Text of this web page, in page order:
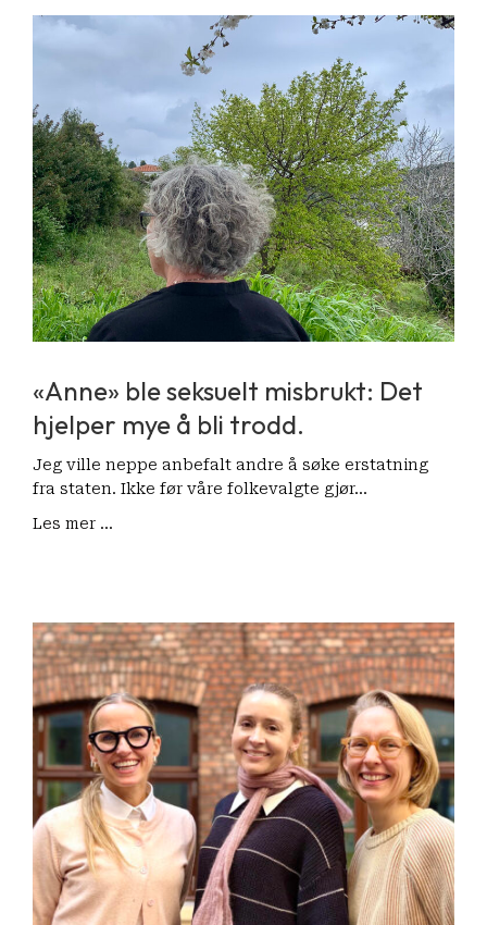
«Anne» ble seksuelt misbrukt: Det
hjelper mye å bli trodd.
Jeg ville neppe anbefalt andre å søke erstatning
fra staten. Ikke før våre folkevalgte gjør…
Les mer ...